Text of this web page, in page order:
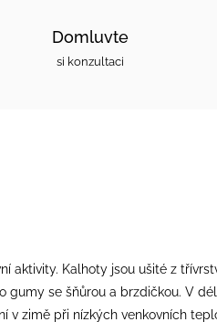
Domluvte
si konzultaci
aktivity. Kalhoty jsou ušité z
se šňůrou a brzdičkou. V
v zimě při nízkých venkovních